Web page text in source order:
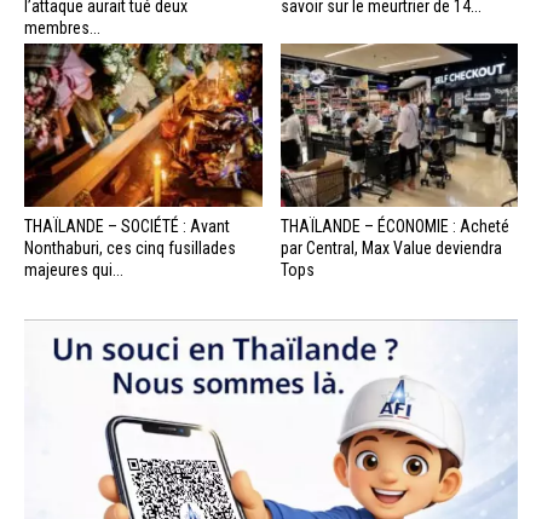
l’attaque aurait tué deux
membres...
savoir sur le meurtrier de 14...
THAÏLANDE – SOCIÉTÉ : Avant
Nonthaburi, ces cinq fusillades
majeures qui...
THAÏLANDE – ÉCONOMIE : Acheté
par Central, Max Value deviendra
Tops